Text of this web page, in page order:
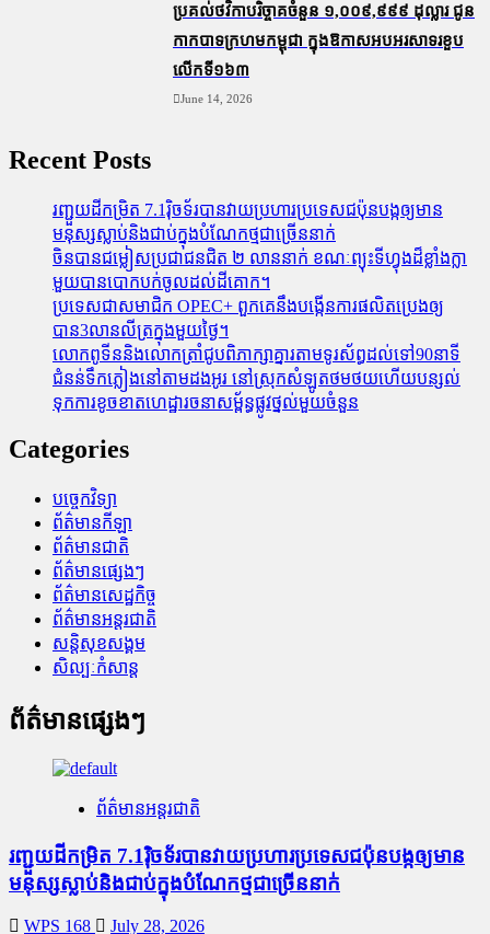
ប្រគល់ថវិកាបរិច្ចាគចំនួន ១,០០៩,៩៩៩ ដុល្លារ ជូន
កាកបាទក្រហមកម្ពុជា ក្នុងឱកាសអបអរសាទរខួប
លើកទី១៦៣
June 14, 2026
Recent Posts
រញ្ជួយដីកម្រិត​ 7.1រ៉ិចទ័របានវាយប្រហារប្រទេសជប៉ុនបង្កឲ្យមាន
មនុស្សស្លាប់​និង​ជាប់ក្នុងបំណែកថ្មជាច្រើននាក់
ចិនបានជម្លៀសប្រជាជនជិត ២ លាននាក់ ខណៈព្យុះទីហ្វុងដ៏ខ្លាំងក្លា
មួយបានបោកបក់ចូលដល់ដីគោក។
ប្រទេសជាសមាជិក OPEC+​ ពួកគេនឹងបង្កើនការផលិតប្រេងឲ្យ
បាន3លានលីត្រក្នុងមួយថ្ងៃ។
លោកពូទីននិងលោកត្រាំជូបពិភាក្សាគ្នារតាមទូរស័ព្ធដល់ទៅ90នាទី
ជំនន់​ទឹកភ្លៀង​នៅ​តាម​ដងអូរ​ នៅ​ស្រុក​សំឡូត​ថមថយ​ហើយ​បន្សល់​
ទុក​ការ​ខូចខាត​ហេដ្ឋារចនាសម្ព័ន្ធ​ផ្លូវថ្នល់​មួយ​ចំនួន
Categories
បច្ចេកវិទ្យា
ព័ត៌មានកីឡា
ព័ត៌មានជាតិ
ព័ត៌មានផ្សេងៗ
ព័ត៌មានសេដ្ឋកិច្ច
ព័ត៌មានអន្តរជាតិ
សន្តិសុខសង្គម
សិល្បៈកំសាន្ត
ព័ត៌មានផ្សេងៗ
ព័ត៌មានអន្តរជាតិ
រញ្ជួយដីកម្រិត​ 7.1រ៉ិចទ័របានវាយប្រហារប្រទេសជប៉ុនបង្កឲ្យមាន
មនុស្សស្លាប់​និង​ជាប់ក្នុងបំណែកថ្មជាច្រើននាក់
WPS 168 July 28, 2026